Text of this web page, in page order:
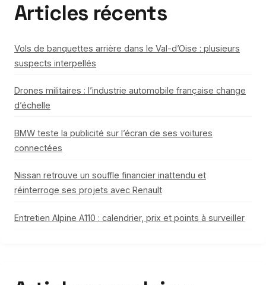
Articles récents
Vols de banquettes arrière dans le Val-d’Oise : plusieurs
suspects interpellés
Drones militaires : l’industrie automobile française change
d’échelle
BMW teste la publicité sur l’écran de ses voitures
connectées
Nissan retrouve un souffle financier inattendu et
réinterroge ses projets avec Renault
Entretien Alpine A110 : calendrier, prix et points à surveiller